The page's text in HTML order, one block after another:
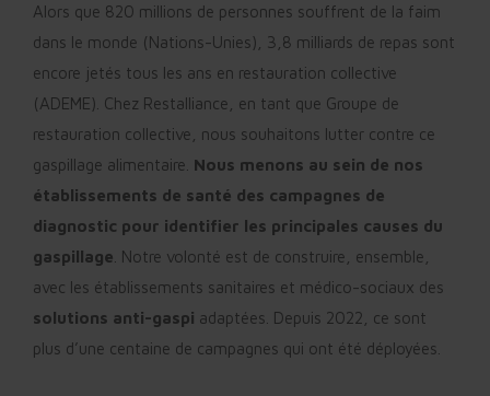
Alors que 820 millions de personnes souffrent de la faim
dans le monde (Nations-Unies), 3,8 milliards de repas sont
encore jetés tous les ans en restauration collective
(ADEME). Chez Restalliance, en tant que Groupe de
restauration collective, nous souhaitons lutter contre ce
gaspillage alimentaire. Nous menons au sein de nos
établissements de santé des campagnes de
diagnostic pour identifier les principales causes du
gaspillage . Notre volonté est de construire, ensemble,
avec les établissements sanitaires et médico-sociaux des
solutions anti-gaspi adaptées. Depuis 2022, ce sont
plus d’une centaine de campagnes qui ont été déployées.